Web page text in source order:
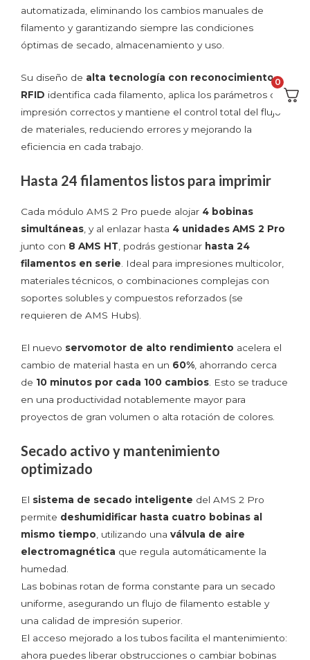
automatizada, eliminando los cambios manuales de
filamento y garantizando siempre las condiciones
óptimas de secado, almacenamiento y uso.
Su diseño de alta tecnología con reconocimiento
RFID identifica cada filamento, aplica los parámetros de
impresión correctos y mantiene el control total del flujo
de materiales, reduciendo errores y mejorando la
eficiencia en cada trabajo.
Hasta 24 filamentos listos para imprimir
Cada módulo AMS 2 Pro puede alojar 4 bobinas
simultáneas , y al enlazar hasta 4 unidades AMS 2 Pro
junto con 8 AMS HT , podrás gestionar hasta 24
filamentos en serie . Ideal para impresiones multicolor,
materiales técnicos, o combinaciones complejas con
soportes solubles y compuestos reforzados (se
requieren de AMS Hubs).
El nuevo servomotor de alto rendimiento acelera el
cambio de material hasta en un 60% , ahorrando cerca
de 10 minutos por cada 100 cambios . Esto se traduce
en una productividad notablemente mayor para
proyectos de gran volumen o alta rotación de colores.
Secado activo y mantenimiento
optimizado
El sistema de secado inteligente del AMS 2 Pro
permite deshumidificar hasta cuatro bobinas al
mismo tiempo , utilizando una válvula de aire
electromagnética que regula automáticamente la
humedad.
Las bobinas rotan de forma constante para un secado
uniforme, asegurando un flujo de filamento estable y
una calidad de impresión superior.
El acceso mejorado a los tubos facilita el mantenimiento:
ahora puedes liberar obstrucciones o cambiar bobinas
0